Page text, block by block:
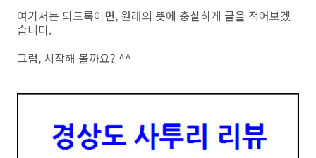
여기서는 되도록이면, 원래의 뜻에 충실하게 글을 적어보겠
습니다.
그럼, 시작해 볼까요? ^^